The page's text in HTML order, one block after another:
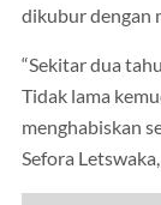
dikubur dengan
“Sekitar dua
Tidak lama
menghabiskan
Sefora